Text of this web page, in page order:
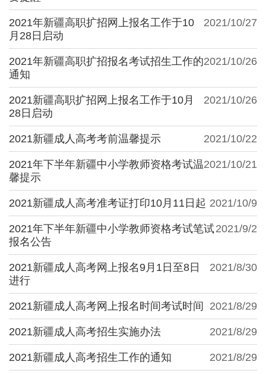
2021/10/27
2021年新疆高职扩招网上报名工作于10
月28日启动
2021/10/26
2021年新疆高职扩招报名考试招生工作的
通知
2021/10/26
2021新疆高职扩招网上报名工作于10月
28日启动
2021/10/22
2021新疆成人高考考前温馨提示
2021/10/21
2021年下半年新疆中小学教师资格考试温
馨提示
2021/10/9
2021新疆成人高考准考证打印10月11日起
2021/9/2
2021年下半年新疆中小学教师资格考试笔试
报名公告
2021/8/30
2021新疆成人高考网上报名9月1日至8日
进行
2021/8/29
2021新疆成人高考网上报名时间考试时间
2021/8/29
2021新疆成人高考招生实施办法
2021/8/29
2021新疆成人高考招生工作的通知